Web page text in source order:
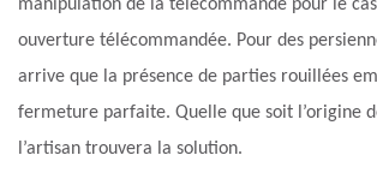
manipulation de la télécommande pour le
ouverture télécommandée. Pour des
arrive que la présence de parties rouillées
fermeture parfaite. Quelle que soit l’origine
l’artisan trouvera la solution.